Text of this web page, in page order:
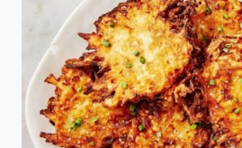
Papa